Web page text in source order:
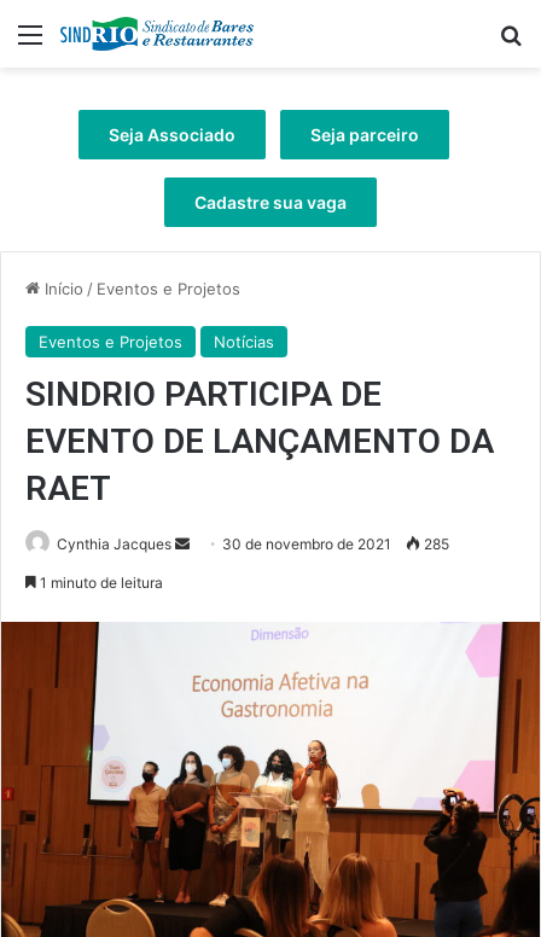
Menu
Seja Associado Seja parceiro
Cadastre sua vaga
Início / Eventos e Projetos
Eventos e Projetos Notícias
SINDRIO PARTICIPA DE
EVENTO DE LANÇAMENTO DA
RAET
Cynthia Jacques
Mande30 de novembro de 2021 285
1 minuto de leitura